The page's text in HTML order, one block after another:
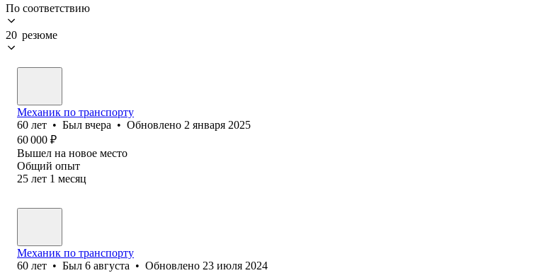
По соответствию
20 резюме
Механик по транспорту
60 лет • Был вчера • Обновлено 2 января 2025
60 000 ₽
Вышел на новое место
Общий опыт
25 лет 1 месяц
Механик по транспорту
60 лет • Был 6 августа • Обновлено 23 июля 2024